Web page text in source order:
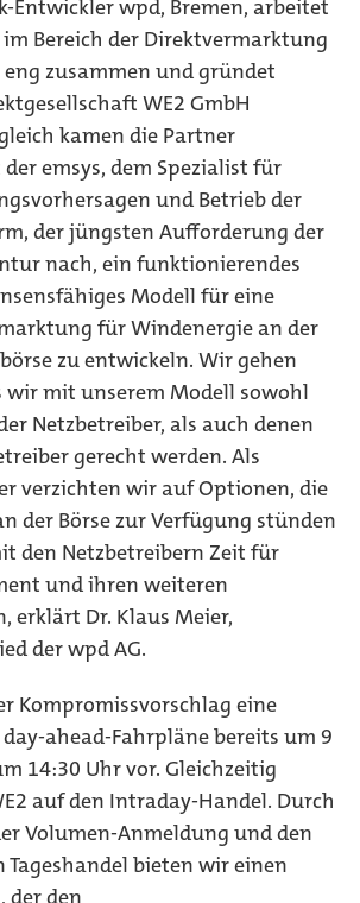
Entwickler wpd, Bremen, arbeitet
im Bereich der Direktvermarktung
zusammen und gründet
WE2 GmbH
kamen die Partner
emsys, dem Spezialist für
und Betrieb der
der jüngsten Aufforderung der
nach, ein funktionierendes
Modell für eine
für Windenergie an der
zu entwickeln. Wir gehen
wir mit unserem Modell sowohl
Netzbetreiber, als auch denen
gerecht werden. Als
verzichten wir auf Optionen, die
der Börse zur Verfügung stünden
den Netzbetreibern Zeit für
und ihren weiteren
erklärt Dr. Klaus Meier,
der wpd AG.
Kompromissvorschlag eine
ahead-Fahrpläne bereits um 9
14:30 Uhr vor. Gleichzeitig
auf den Intraday-Handel. Durch
Volumen-Anmeldung und den
Tageshandel bieten wir einen
der den